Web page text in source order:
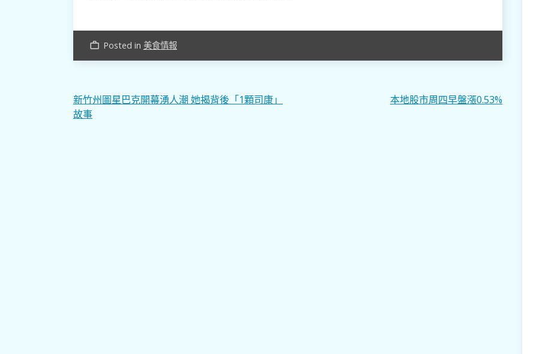
work_outline Posted in 美食情報
文
章
新竹州圖星巴克開幕湧人潮 她揭背後「1顆司康」
故事
本地股市周四早盤漲0.53%